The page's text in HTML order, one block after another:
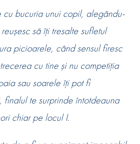
cu bucuria unui copil, alegându-
să îți tresalte sufletul
picioarele, când sensul firesc
cu tine și nu competiția
sau soarele îți pot fi
te surprinde întotdeauna
chiar pe locul I.